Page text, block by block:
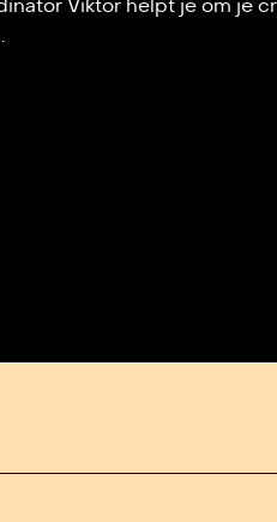
Viktor helpt je om je